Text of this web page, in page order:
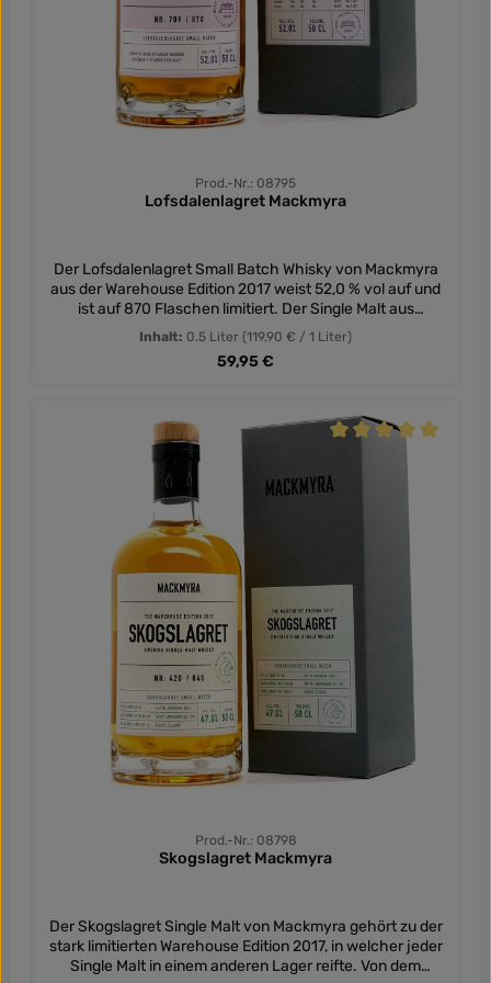
Prod.-Nr.: 08795
Lofsdalenlagret Mackmyra
Der Lofsdalenlagret Small Batch Whisky von Mackmyra
aus der Warehouse Edition 2017 weist 52,0 % vol auf und
ist auf 870 Flaschen limitiert. Der Single Malt aus
Schweden reifte in Bourbon- und Olorosofässern in einem
Lager auf Schwedens zweithöchstem Berg in 1125m
Höhe. Von dem streng limitierten Mackmyra Whisky sind
Inhalt: 0.5 Liter (119,90 € / 1 Liter)
Regulärer Preis:
59,95 €
Prod.-Nr.: 08798
Skogslagret Mackmyra
Der Skogslagret Single Malt von Mackmyra gehört zu der
stark limitierten Warehouse Edition 2017, in welcher jeder
Single Malt in einem anderen Lager reifte. Von dem